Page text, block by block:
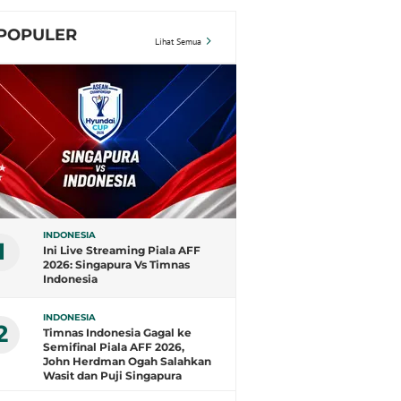
Lihat Semua
INDONESIA
Ini Live Streaming Piala AFF
2026: Singapura Vs Timnas
Indonesia
INDONESIA
Timnas Indonesia Gagal ke
Semifinal Piala AFF 2026,
John Herdman Ogah Salahkan
Wasit dan Puji Singapura